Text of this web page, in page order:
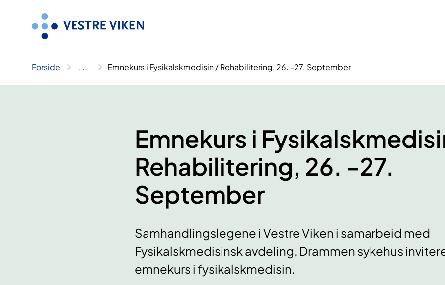
Forside .. . Emnekurs i Fysikalskmedisin / Rehabilitering, 26. -27. September
Emnekurs i
Rehabilitering, 26. -27.
September
Samhandlingslegene i Vestre Viken i samarbeid med
Fysikalskmedisinsk avdeling, Drammen sykehus
emnekurs i fysikalskmedisin.